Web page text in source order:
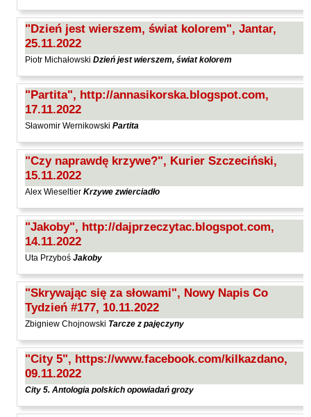
Nowakowska Ewa Elżbieta
Nowakowski Cezary
Nowakowski Jakub
Obrąpalska Grażyna
Olak Elżbieta
Olsińska Halszka
Pacukiewicz Marek
Pawłowski Jakub Michał
Piaskowska-Majzel Mirosława
Pietrzak Tomasz
Pląder Halina
Południak Małgorzata
Przyboś Uta
Przywara Paweł
Rajmus Gustaw
Raszka Helena
Rautman-Szczepańska Agnieszka
Roca Juan Manuel
Ryst Dorota
"Dzień jest wierszem, świat kolorem", Jantar,
25.11.2022
Piotr Michałowski Dzień jest wierszem, świat kolorem
"Partita", http://annasikorska.blogspot.com,
17.11.2022
Sławomir Wernikowski Partita
"Czy naprawdę krzywe?", Kurier Szczeciński,
15.11.2022
Alex Wieseltier Krzywe zwierciadło
"Jakoby", http://dajprzeczytac.blogspot.com,
14.11.2022
Uta Przyboś Jakoby
"Skrywając się za słowami", Nowy Napis Co
Tydzień #177, 10.11.2022
Zbigniew Chojnowski Tarcze z pajęczyny
"City 5", https://www.facebook.com/kilkazdano,
09.11.2022
City 5. Antologia polskich opowiadań grozy